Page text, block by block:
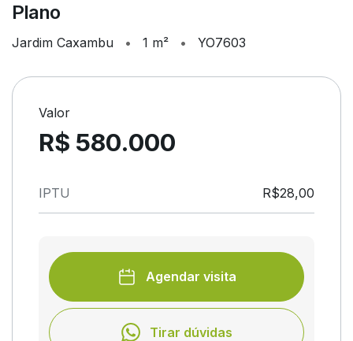
Plano
Jardim Caxambu • 1 m² • YO7603
Valor
R$ 580.000
IPTU R$28,00
Agendar visita
Tirar dúvidas